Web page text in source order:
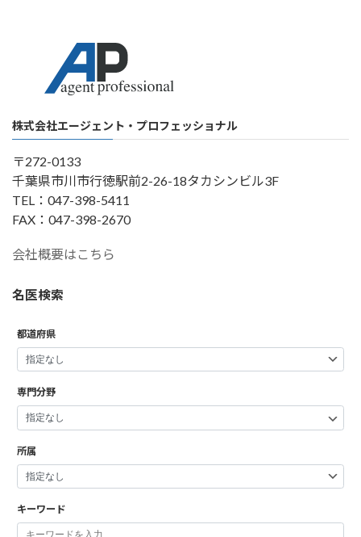
株式会社エージェント・プロフェッショナル
〒272-0133
千葉県市川市行徳駅前2-26-18タカシンビル3F
TEL：047-398-5411
FAX：047-398-2670
会社概要はこちら
名医検索
都道府県
専門分野
所属
キーワード